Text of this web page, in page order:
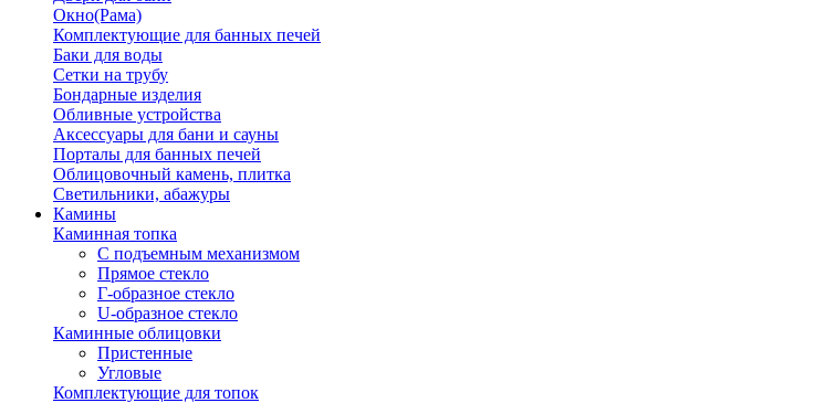
Окно(Рама)
Комплектующие для банных печей
Баки для воды
Сетки на трубу
Бондарные изделия
Обливные устройства
Аксессуары для бани и сауны
Порталы для банных печей
Облицовочный камень, плитка
Светильники, абажуры
Камины
Каминная топка
С подъемным механизмом
Прямое стекло
Г-образное стекло
U-образное стекло
Каминные облицовки
Пристенные
Угловые
Комплектующие для топок